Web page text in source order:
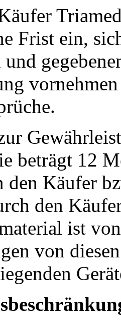
Frist ein,
und
beträgt 12
den Käufer
den
ist
von